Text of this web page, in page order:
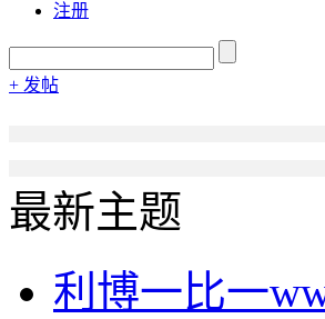
注册
+ 发帖
最新主题
利博一比一